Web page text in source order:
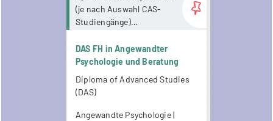
(je nach Auswahl CAS-
Studiengänge)
mit Präsenzanteil /
online
DAS FH in Angewandter
Psychologie und Beratung
Diploma of Advanced Studies
(DAS)
Angewandte Psychologie |